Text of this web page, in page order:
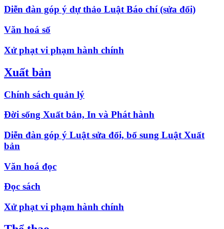
Diễn đàn góp ý dự thảo Luật Báo chí (sửa đổi)
Văn hoá số
Xử phạt vi phạm hành chính
Xuất bản
Chính sách quản lý
Đời sống Xuất bản, In và Phát hành
Diễn đàn góp ý Luật sửa đổi, bổ sung Luật Xuất
bản
Văn hoá đọc
Đọc sách
Xử phạt vi phạm hành chính